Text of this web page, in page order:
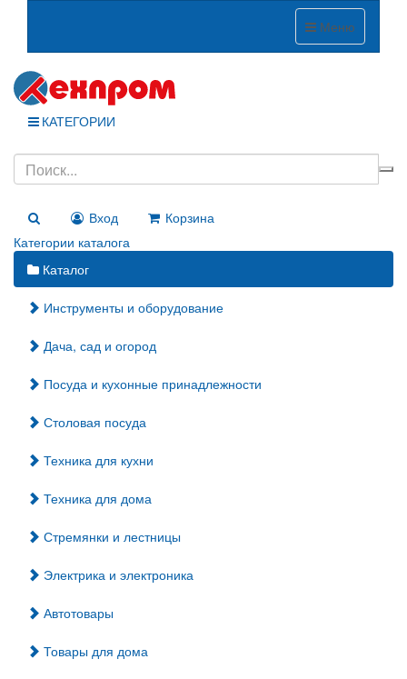
Меню
КАТЕГОРИИ
Вход
Корзина
Категории каталога
Каталог
Инструменты и оборудование
Дача, сад и огород
Посуда и кухонные принадлежности
Столовая посуда
Техника для кухни
Техника для дома
Стремянки и лестницы
Электрика и электроника
Автотовары
Товары для дома